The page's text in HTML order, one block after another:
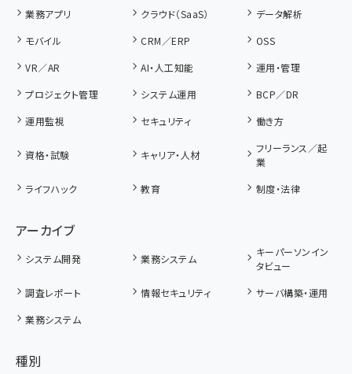
業務アプリ クラウド（SaaS）
データ解析
モバイル
CRM／ERP
OSS
VR／AR
AI・人工知能
運用・管理
プロジェクト管理
システム運用
BCP／DR
運用監視
セキュリティ 働き方
資格・試験 キャリア・人材
フリーランス／起
業
ライフハック
教育 制度・法律
アーカイブ
システム開発 業務システム
キーパーソンイン
タビュー
調査レポート
情報セキュリティ
サーバ構築・運用
業務システム
種別